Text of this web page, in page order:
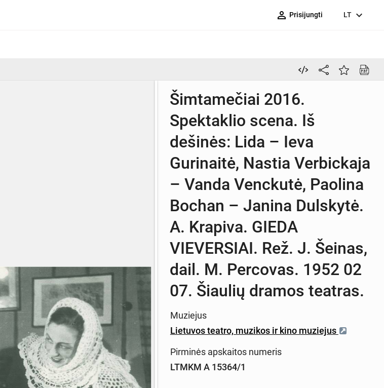
person_outline Prisijungti LT expand_more
Šimtamečiai 2016.
Spektaklio scena. Iš
dešinės: Lida – Ieva
Gurinaitė, Nastia Verbickaja
– Vanda Venckutė, Paolina
Bochan – Janina Dulskytė.
A. Krapiva. GIEDA
VIEVERSIAI. Rež. J. Šeinas,
dail. M. Percovas. 1952 02
07. Šiaulių dramos teatras.
Muziejus
Lietuvos teatro, muzikos ir kino muziejus
Pirminės apskaitos numeris
LTMKM A 15364/1